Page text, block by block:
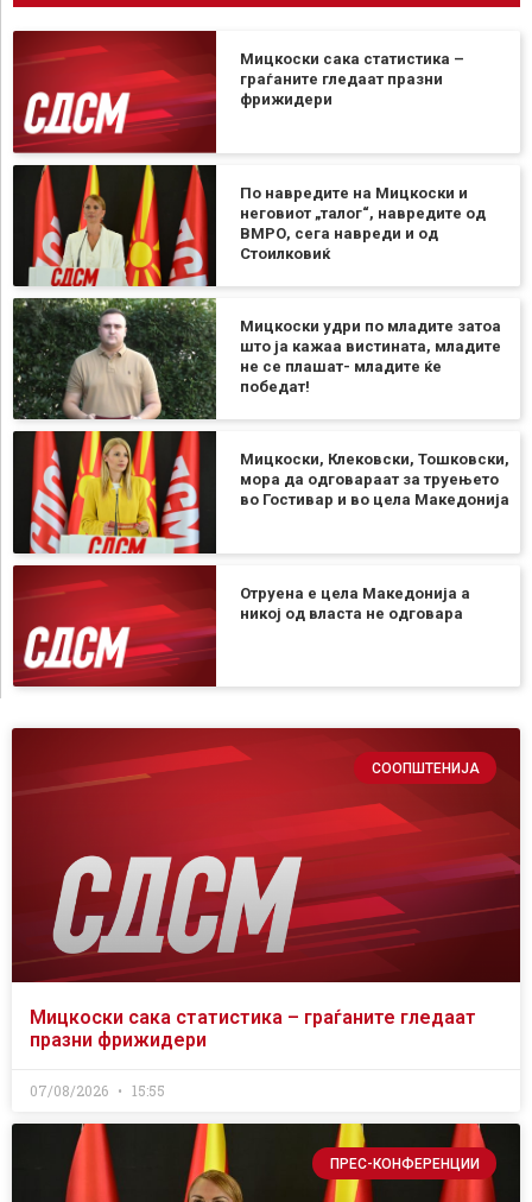
Мицкоски сака статистика –
граѓаните гледаат празни
фрижидери
По навредите на Мицкоски и
неговиот „талог“, навредите од
ВМРО, сега навреди и од
Стоилковиќ
Мицкоски удри по младите затоа
што ја кажаа вистината, младите
не се плашат- младите ќе
победат!
Мицкоски, Клековски, Тошковски,
мора да одговараат за труењето
во Гостивар и во цела Македонија
Отруена е цела Македонија а
никој од власта не одговара
СООПШТЕНИЈА
Мицкоски сака статистика – граѓаните гледаат
празни фрижидери
07/08/2026 15:55
ПРЕС-КОНФЕРЕНЦИИ